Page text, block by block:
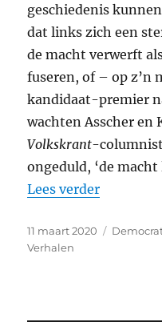
geschiedenis
dat links zich een
de macht verwerft
fuseren, of – op z’n
kandidaat-premier
wachten Asscher en
Volkskrant-
ongeduld, ‘de
Lees verder“Een
Geplaatst
op
11 maart 2020
Verhalen